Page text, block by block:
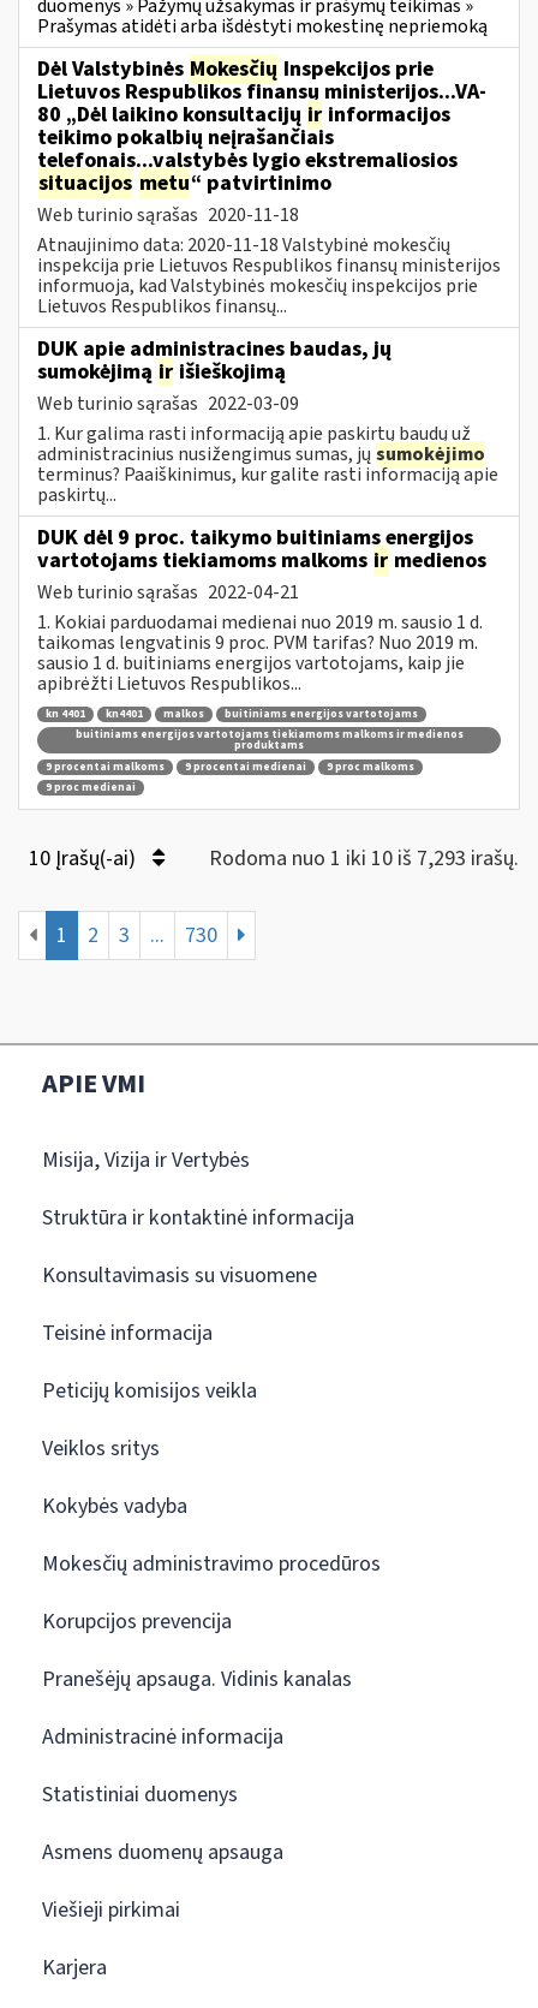
duomenys » Pažymų užsakymas ir prašymų teikimas »
Prašymas atidėti arba išdėstyti mokestinę nepriemoką
Dėl Valstybinės Mokesčių Inspekcijos prie
Lietuvos Respublikos finansų ministerijos...VA-
80 „Dėl laikino konsultacijų ir informacijos
teikimo pokalbių neįrašančiais
telefonais...valstybės lygio ekstremaliosios
situacijos metu“ patvirtinimo
Web turinio sąrašas 2020-11-18
Atnaujinimo data: 2020-11-18 Valstybinė mokesčių
inspekcija prie Lietuvos Respublikos finansų ministerijos
informuoja, kad Valstybinės mokesčių inspekcijos prie
Lietuvos Respublikos finansų...
DUK apie administracines baudas, jų
sumokėjimą ir išieškojimą
Web turinio sąrašas 2022-03-09
1. Kur galima rasti informaciją apie paskirtų baudų už
administracinius nusižengimus sumas, jų sumokėjimo
terminus? Paaiškinimus, kur galite rasti informaciją apie
paskirtų...
DUK dėl 9 proc. taikymo buitiniams energijos
vartotojams tiekiamoms malkoms ir medienos
Web turinio sąrašas 2022-04-21
1. Kokiai parduodamai medienai nuo 2019 m. sausio 1 d.
taikomas lengvatinis 9 proc. PVM tarifas? Nuo 2019 m.
sausio 1 d. buitiniams energijos vartotojams, kaip jie
apibrėžti Lietuvos Respublikos...
kn 4401 kn4401 malkos
buitiniams energijos vartotojams
buitiniams energijos vartotojams tiekiamoms malkoms ir medienos
produktams
9 procentai malkoms
9 procentai medienai
9 proc malkoms
9 proc medienai
10 Įrašų(-ai) Rodoma nuo 1 iki 10 iš 7,293 irašų.
1 2 3 ... 730
APIE VMI
Misija, Vizija ir Vertybės
Struktūra ir kontaktinė informacija
Konsultavimasis su visuomene
Teisinė informacija
Peticijų komisijos veikla
Veiklos sritys
Kokybės vadyba
Mokesčių administravimo procedūros
Korupcijos prevencija
Pranešėjų apsauga. Vidinis kanalas
Administracinė informacija
Statistiniai duomenys
Asmens duomenų apsauga
Viešieji pirkimai
Karjera